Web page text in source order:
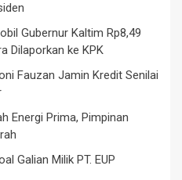
Gubernur Kaltim Rp8,49
Dilaporkan ke KPK
Fauzan Jamin Kredit Senilai
Energi Prima, Pimpinan
Galian Milik PT. EUP